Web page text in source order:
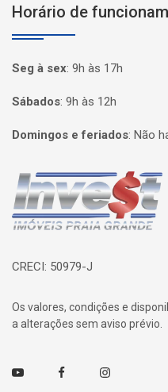
Horário de
Seg à sex: 9h às 17h
Sábados: 9h às 12h
Domingos e feriados: Não
Página inicial
CRECI: 50979-J
Os valores, condições e
a alterações sem aviso prévio.
Youtube FacebookInstagram